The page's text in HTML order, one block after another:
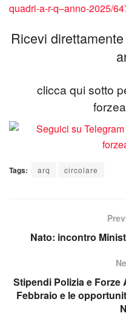
quadri-a-r-q–anno-2025/
Ricevi
clicca qui sotto
Tags: arq circolare
Nato: incontro
Stipendi Polizia e Forze
Febbraio e le